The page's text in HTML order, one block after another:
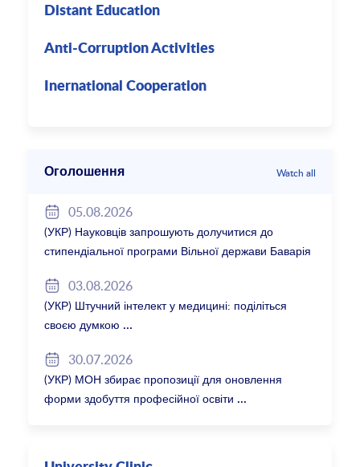
Distant Education
Anti-Corruption Activities
Inernational Cooperation
Оголошення Watch all
05.08.2026
(УКР) Науковців запрошують долучитися до
стипендіальної програми Вільної держави Баварія
03.08.2026
(УКР) Штучний інтелект у медицині: поділіться
своєю думкою
30.07.2026
(УКР) МОН збирає пропозиції для оновлення
форми здобуття професійної освіти